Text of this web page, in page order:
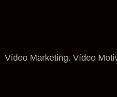
Vídeo Marketing. Vídeo